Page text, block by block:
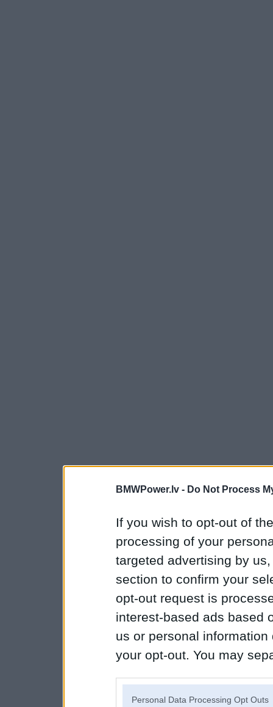
BMWPower.lv - Do Not Process
If you wish to opt-out of
processing of your
targeted advertising by
section to confirm your
opt-out request is
interest-based ads based
us or personal
your opt-out. You may
Personal Data Processing Opt Outs